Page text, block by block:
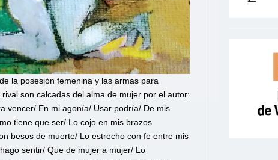
la posesión femenina y las armas para
son calcadas del alma de mujer por el autor:
vencer/ En mi agonía/ Usar podría/ De mis
tiene que ser/ Lo cojo en mis brazos
besos de muerte/ Lo estrecho con fe entre mis
sentir/ Que de mujer a mujer/ Lo